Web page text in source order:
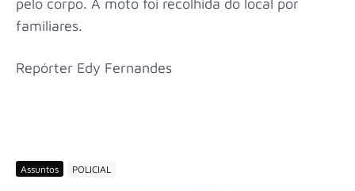
pelo corpo. A moto foi recolhida do local por
familiares.
Repórter Edy Fernandes
Assuntos POLICIAL